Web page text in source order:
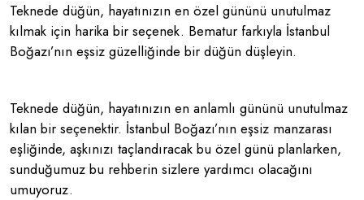
Teknede düğün, hayatınızın en özel gününü unutulmaz
kılmak için harika bir seçenek. Bematur farkıyla İstanbul
Boğazı’nın eşsiz güzelliğinde bir düğün düşleyin.
Teknede düğün, hayatınızın en anlamlı gününü unutulmaz
kılan bir seçenektir. İstanbul Boğazı’nın eşsiz manzarası
eşliğinde, aşkınızı taçlandıracak bu özel günü planlarken,
sunduğumuz bu rehberin sizlere yardımcı olacağını
umuyoruz.